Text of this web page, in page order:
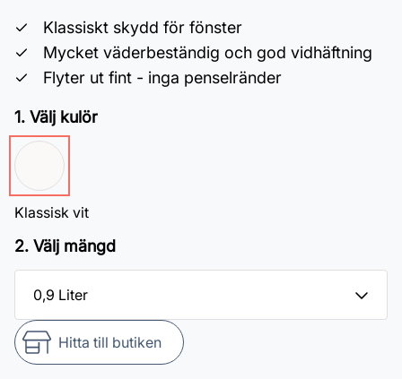
Klassiskt skydd för fönster
Mycket väderbeständig och god vidhäftning
Flyter ut fint - inga penselränder
1. Välj kulör
Klassisk vit
2. Välj mängd
Hitta till butiken